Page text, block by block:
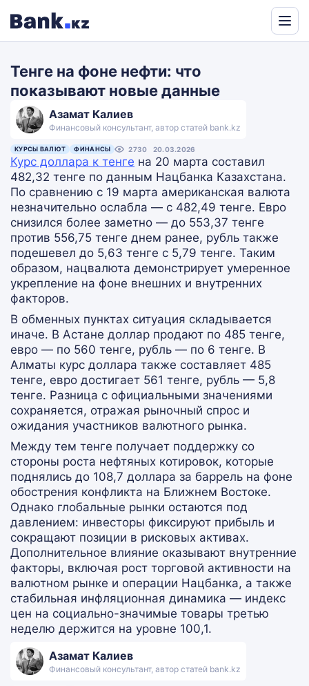
Тенге на фоне нефти: что
показывают новые данные
Азамат Калиев
Финансовый консультант, автор статей bank.kz
КУРСЫ ВАЛЮТ ФИНАНСЫ 2730 20.03.2026
Курс доллара к тенге на 20 марта составил
482,32 тенге по данным Нацбанка Казахстана.
По сравнению с 19 марта американская валюта
незначительно ослабла — с 482,49 тенге. Евро
снизился более заметно — до 553,37 тенге
против 556,75 тенге днем ранее, рубль также
подешевел до 5,63 тенге с 5,79 тенге. Таким
образом, нацвалюта демонстрирует умеренное
укрепление на фоне внешних и внутренних
факторов.
В обменных пунктах ситуация складывается
иначе. В Астане доллар продают по 485 тенге,
евро — по 560 тенге, рубль — по 6 тенге. В
Алматы курс доллара также составляет 485
тенге, евро достигает 561 тенге, рубль — 5,8
тенге. Разница с официальными значениями
сохраняется, отражая рыночный спрос и
ожидания участников валютного рынка.
Между тем тенге получает поддержку со
стороны роста нефтяных котировок, которые
поднялись до 108,7 доллара за баррель на фоне
обострения конфликта на Ближнем Востоке.
Однако глобальные рынки остаются под
давлением: инвесторы фиксируют прибыль и
сокращают позиции в рисковых активах.
Дополнительное влияние оказывают внутренние
факторы, включая рост торговой активности на
валютном рынке и операции Нацбанка, а также
стабильная инфляционная динамика — индекс
цен на социально-значимые товары третью
неделю держится на уровне 100,1.
Азамат Калиев
Финансовый консультант, автор статей bank.kz